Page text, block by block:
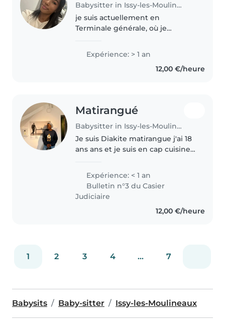
Babysitter in Issy-les-Moulineaux
je suis actuellement en
Terminale générale, où je
avec les spécialités HGGSP et
SES. Je suis une personne
sérieuse, patiente, responsable
Expérience: > 1 an
12,00 €/heure
Matirangué
Babysitter in Issy-les-Moulineaux
Je suis Diakite matirangue j'ai 18
ans ans et je suis en cap cuisine
veux développer mes
expériences et auusi pour mes
besoins personnels !
Expérience: < 1 an
Bulletin n°3 du Casier
Judiciaire
12,00 €/heure
1 2 3 4 ... 7
Babysits Baby-sitter Issy-les-Moulineaux